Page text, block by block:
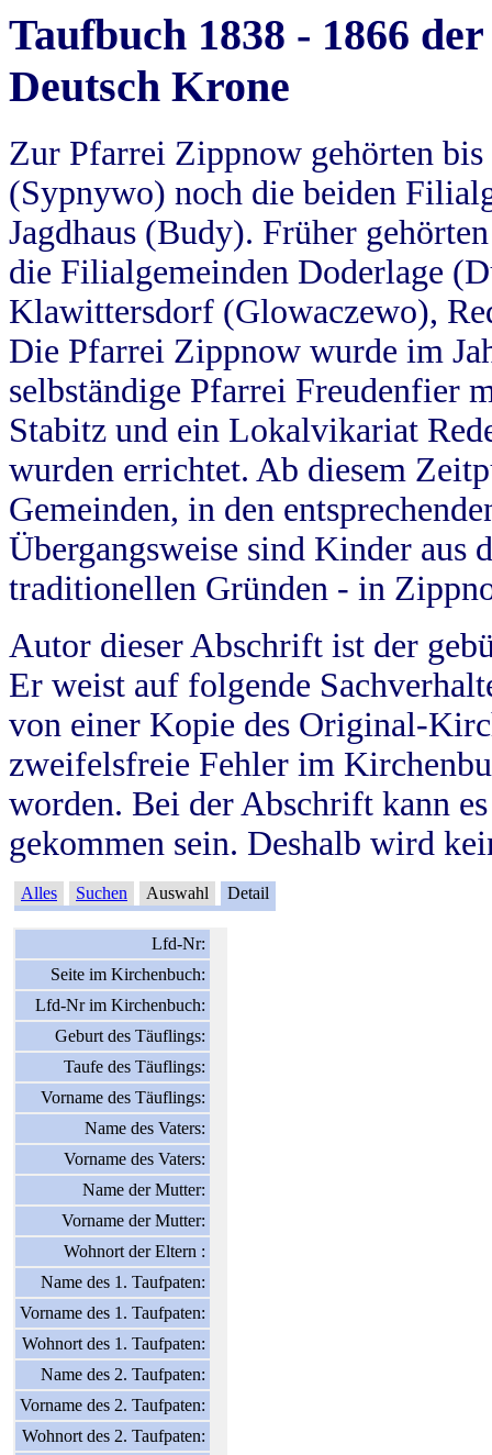
Taufbuch 1838 - 1866
Deutsch Krone
Zur Pfarrei Zippnow gehörten
(Sypnywo) noch die beiden
Jagdhaus (Budy). Früher
die Filialgemeinden Doderlage
Klawittersdorf (Glowaczewo),
Die Pfarrei Zippnow wurde im
selbständige Pfarrei Freudenfier
Stabitz und ein Lokalvikariat
wurden errichtet. Ab diesem
Gemeinden, in den
Übergangsweise sind Kinder aus
traditionellen Gründen - in
Autor dieser Abschrift ist der
Er weist auf folgende
von einer Kopie des Original-
zweifelsfreie Fehler im
worden. Bei der Abschrift kann
gekommen sein. Deshalb wird
Alles Suchen Auswahl Detail
Lfd-Nr:
Seite im Kirchenbuch:
Lfd-Nr im Kirchenbuch:
Geburt des Täuflings:
Taufe des Täuflings:
Vorname des Täuflings:
Name des Vaters:
Vorname des Vaters:
Name der Mutter:
Vorname der Mutter:
Wohnort der Eltern :
Name des 1. Taufpaten:
Vorname des 1. Taufpaten:
Wohnort des 1. Taufpaten:
Name des 2. Taufpaten:
Vorname des 2. Taufpaten:
Wohnort des 2. Taufpaten: